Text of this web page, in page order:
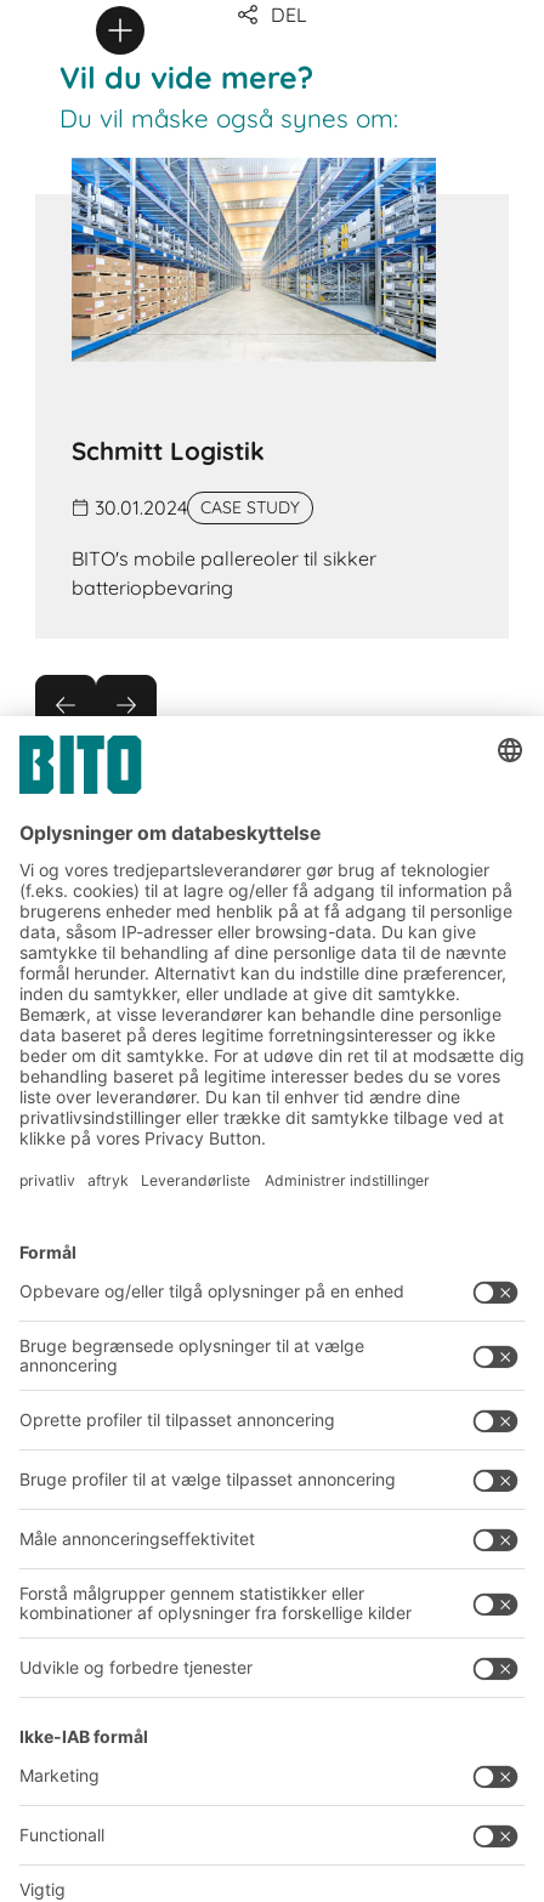
DEL
Vil du vide mere?
Du vil måske også synes om:
Schmitt Logistik
30.01.2024 CASE STUDY
BITO's mobile pallereoler til sikker
batteriopbevaring
Tilmeld dig vores BITO
nyhedsbrev:
Nyheder og viden om lager
og logistik
Eksklusiv rabat
Produktnyheder
Tilmeld dig vores nyhedsbrev
Intralogistikløsninger
Kassesystemer
Reolsystemer
Transportsystemer
Service
PROJECT GUIDE
Downloads
Kontaktformular
Virksomhed
Om BITO
Vores globale netværk
Produktionssteder
Follow us
ABIT OF
YOUR LIFE.
© 2026 BITO-Lagertechnik Bittmann GmbH
Design & realisering